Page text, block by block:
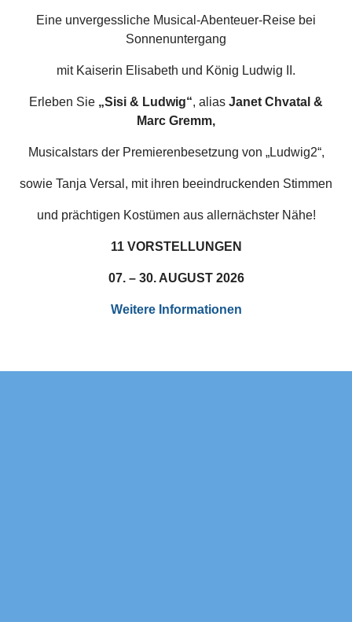
Eine unvergessliche Musical-Abenteuer-Reise bei
Sonnenuntergang
mit Kaiserin Elisabeth und König Ludwig II.
Erleben Sie „Sisi & Ludwig“, alias Janet Chvatal &
Marc Gremm,
Musicalstars der Premierenbesetzung von „Ludwig2“,
sowie Tanja Versal, mit ihren beeindruckenden Stimmen
und prächtigen Kostümen aus allernächster Nähe!
11 VORSTELLUNGEN
07. – 30. AUGUST 2026
Weitere Informationen